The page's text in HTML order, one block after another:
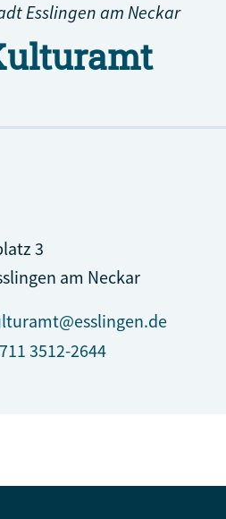
Esslingen am Neckar
3
am Neckar
3512-2644